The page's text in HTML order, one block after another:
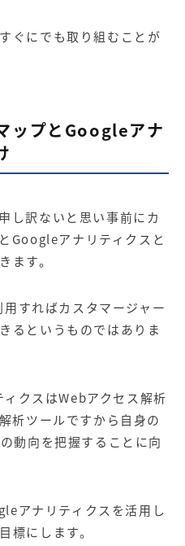
ぐにでも取り組むことが
ップとGoogleアナ
し訳ないと思い事前にカ
Googleアナリティクスと
ます。
すればカスタマージャー
るというものではありま
クスはWebアクセス解析
析ツールですから自身の
動向を把握することに向
アナリティクスを活用し
標にします。